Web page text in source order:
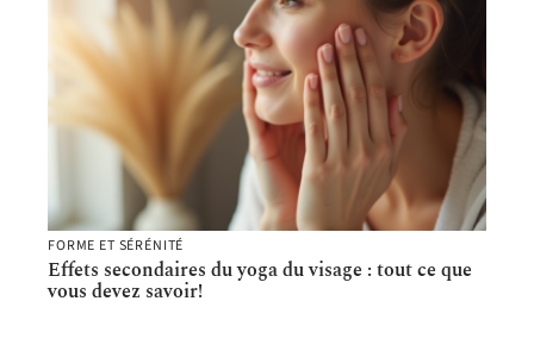
FORME ET SÉRÉNITÉ
Effets secondaires du yoga du visage : tout ce que
vous devez savoir!